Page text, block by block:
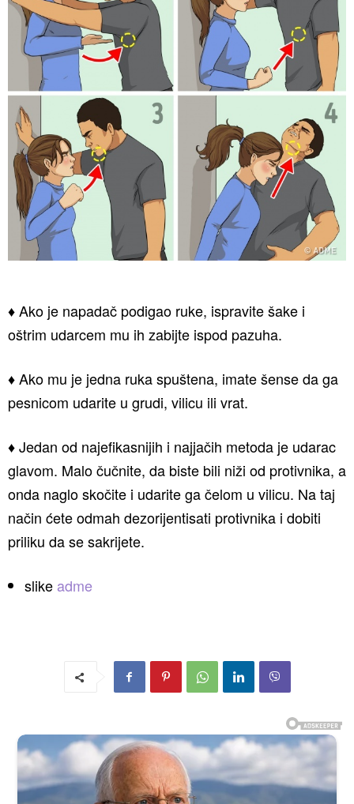
♦ Ako je napadač podigao ruke, ispravite šake i
oštrim udarcem mu ih zabijte ispod pazuha.
♦ Ako mu je jedna ruka spuštena, imate šense da ga
pesnicom udarite u grudi, vilicu ili vrat.
♦ Jedan od najefikasnijih i najjačih metoda je udarac
glavom. Malo čučnite, da biste bili niži od protivnika, a
onda naglo skočite i udarite ga čelom u vilicu. Na taj
način ćete odmah dezorijentisati protivnika i dobiti
priliku da se sakrijete.
slikeadme